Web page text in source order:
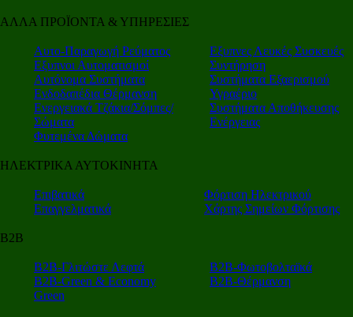
ΑΛΛΑ ΠΡΟΪΟΝΤΑ & ΥΠΗΡΕΣΙΕΣ
Αυτο-Παραγωγή Ρεύματος
Εξυπνοι Αυτοματισμοί
Αυτόνομα Συστήματα
Ενδοδαπέδια Θέρμανση
Ενεργειακά Τζάκια/Σόμπες/
Σώματα
Φυτεμένα Δώματα
Εξυπνες Λευκές Συσκευές
Συντήρηση
Συστήματα Εξαερισμού
Υγραέριο
Συστήματα Αποθήκευσης
Ενέργειας
ΗΛΕΚΤΡΙΚΑ ΑΥΤΟΚΙΝΗΤΑ
Επιβατικά
Επαγγελματικά
Φόρτιση Ηλεκτρικού
Χάρτης Σημείων Φόρτισης
Β2Β
Β2Β-Γλιτώστε Λεφτά
Β2Β-Green & Economy
Green
Β2Β-Φωτοβολταϊκά
Β2Β-Θέρμανση